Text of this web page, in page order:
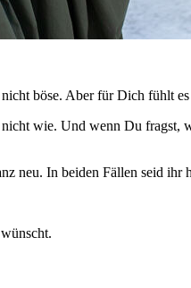
böse. Aber für Dich fühlt
wie. Und wenn Du fragst,
neu. In beiden Fällen seid ihr